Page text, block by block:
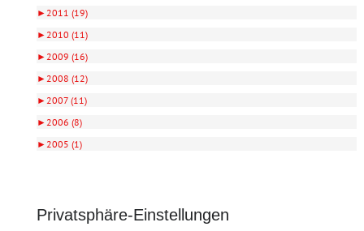
►2011 (19)
►2010 (11)
►2009 (16)
►2008 (12)
►2007 (11)
►2006 (8)
►2005 (1)
Privatsphäre-Einstellungen